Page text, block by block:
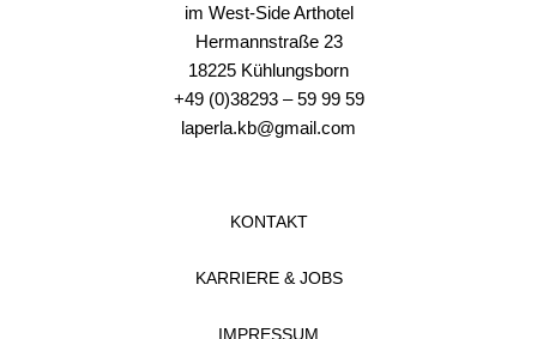
im West-Side Arthotel
Hermannstraße 23
18225 Kühlungsborn
+49 (0)38293 – 59 99 59
laperla.kb@gmail.com
KONTAKT
KARRIERE & JOBS
IMPRESSUM